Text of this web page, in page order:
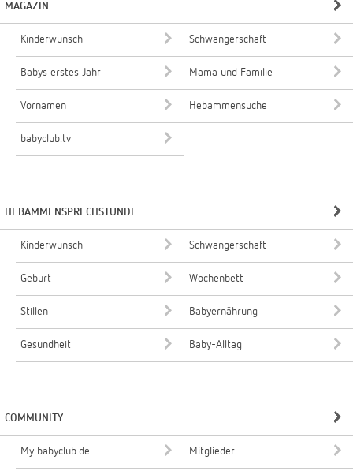
MAGAZIN
Kinderwunsch Schwangerschaft
Babys erstes Jahr Mama und Familie
Vornamen Hebammensuche
babyclub.tv
HEBAMMENSPRECHSTUNDE
Kinderwunsch Schwangerschaft
Geburt Wochenbett
Stillen Babyernährung
Gesundheit Baby-Alltag
COMMUNITY
My babyclub.de Mitglieder